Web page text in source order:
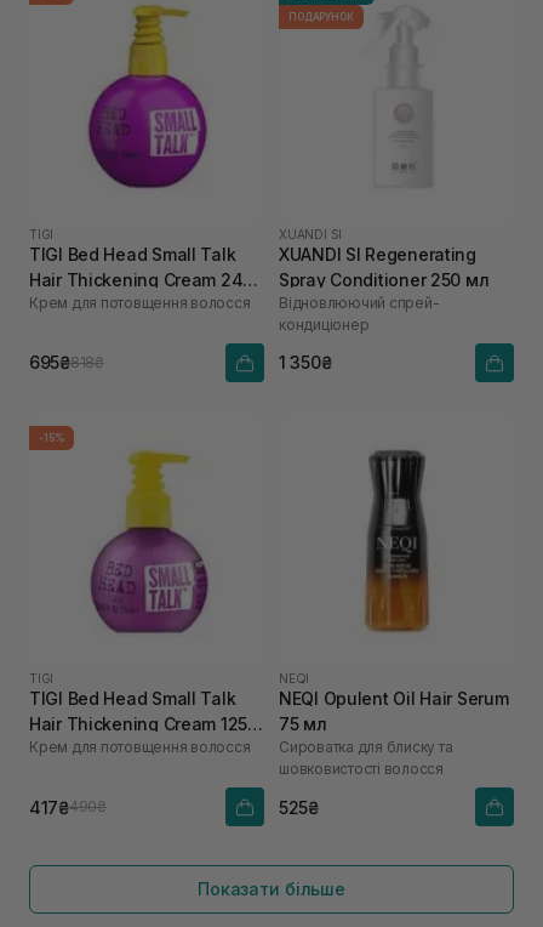
TIGI
TIGI Bed Head Small Talk
Hair Thickening Cream 240
мл
Крем для потовщення волосся
695₴818₴
ПОДАРУНОК
XUANDI SI
XUANDI SI Regenerating
Spray Conditioner 250 мл
Відновлюючий спрей-
кондиціонер
1 350₴
-15%
TIGI
TIGI Bed Head Small Talk
Hair Thickening Cream 125
мл
Крем для потовщення волосся
417₴490₴
NEQI
NEQI Opulent Oil Hair Serum
75 мл
Cироватка для блиску та
шовковистості волосся
525₴
Показати більше